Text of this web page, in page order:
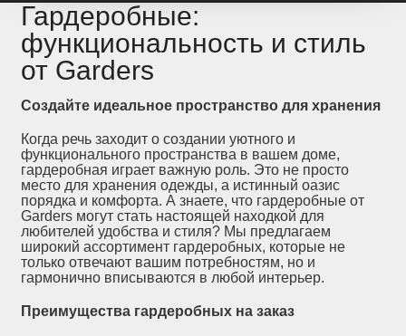
Гардеробные:
функциональность и стиль
от Garders
Создайте идеальное пространство для хранения
Когда речь заходит о создании уютного и
функционального пространства в вашем доме,
гардеробная играет важную роль. Это не просто
место для хранения одежды, а истинный оазис
порядка и комфорта. А знаете, что гардеробные от
Garders могут стать настоящей находкой для
любителей удобства и стиля? Мы предлагаем
широкий ассортимент гардеробных, которые не
только отвечают вашим потребностям, но и
гармонично вписываются в любой интерьер.
Преимущества гардеробных на заказ